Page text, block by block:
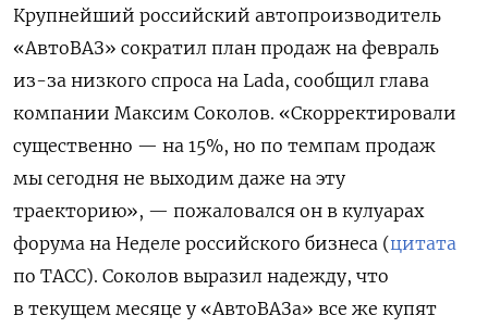
Крупнейший российский автопроизводитель
«АвтоВАЗ» сократил план продаж на февраль
из-за низкого спроса на Lada, сообщил глава
компании Максим Соколов. «Скорректировали
существенно — на 15%, но по темпам продаж
мы сегодня не выходим даже на эту
траекторию», — пожаловался он в кулуарах
форума на Неделе российского бизнеса (цитата
по ТАСС). Соколов выразил надежду, что
в текущем месяце у «АвтоВАЗа» все же купят